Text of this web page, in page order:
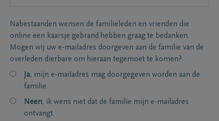
Nabestaanden wensen de familieleden en vrienden die
online een kaarsje gebrand hebben graag te bedanken.
Mogen wij uw e-mailadres doorgeven aan de familie van de
overleden dierbare om hieraan tegemoet te komen?
Ja, mijn e-mailadres mag doorgegeven worden aan de
familie.
Neen, ik wens niet dat de familie mijn e-mailadres
ontvangt.